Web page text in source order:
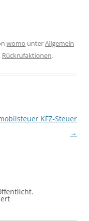
womo unterAllgemein
, Rückrufaktionen.
KFZ-Steuer
→